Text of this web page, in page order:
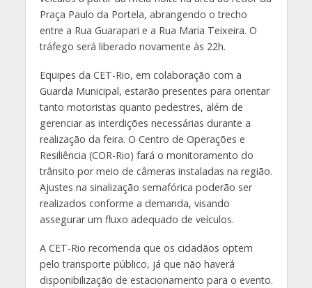
Praça Paulo da Portela, abrangendo o trecho
entre a Rua Guarapari e a Rua Maria Teixeira. O
tráfego será liberado novamente às 22h.
Equipes da CET-Rio, em colaboração com a
Guarda Municipal, estarão presentes para orientar
tanto motoristas quanto pedestres, além de
gerenciar as interdições necessárias durante a
realização da feira. O Centro de Operações e
Resiliência (COR-Rio) fará o monitoramento do
trânsito por meio de câmeras instaladas na região.
Ajustes na sinalização semafórica poderão ser
realizados conforme a demanda, visando
assegurar um fluxo adequado de veículos.
A CET-Rio recomenda que os cidadãos optem
pelo transporte público, já que não haverá
disponibilização de estacionamento para o evento.